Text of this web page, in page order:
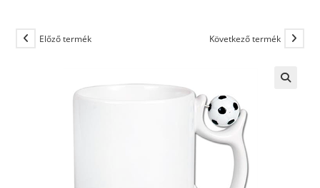
Előző termék Következő termék